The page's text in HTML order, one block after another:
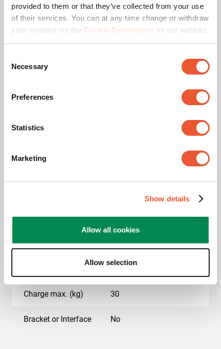
provided to them or that they’ve collected from your use
of their services. You can at any time change or withdraw
your consent via the Cookie Declaration on our website.
Selection
Necessary
Preferences
Statistics
Marketing
Show details
Allow all cookies
Allow selection
Spécifications
Catégorie de produit
Product Line
Dimensions max. écran (pouce) 55
Inclinaison maximale Inclinaison jusqu'à 60°
Charge max. (kg) 30
Bracket or Interface No